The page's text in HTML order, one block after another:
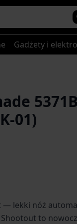
Gadżety i
01)
lekki nóż